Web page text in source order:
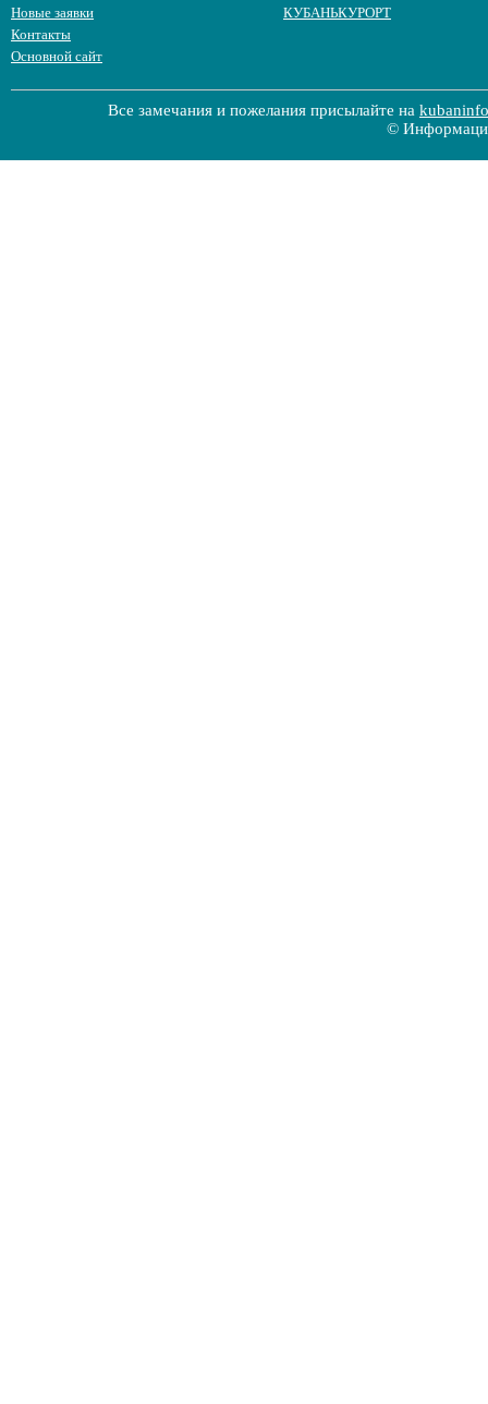
Новые заявки
Контакты
Основной сайт
КУБАНЬКУРОРТ
Все замечания и пожелания присылайте на
©